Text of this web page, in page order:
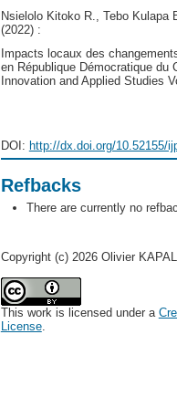
Nsielolo Kitoko R., Tebo
(2022) :
Impacts locaux des
en République Démocratique du
Innovation and Applied Studies
DOI: http://dx.doi.org/10.52155/
Refbacks
There are currently no
Copyright (c) 2026 Olivier
This work is licensed under a
License.